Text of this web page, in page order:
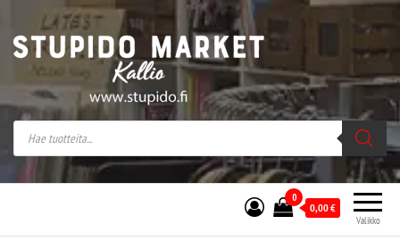
Stupido Market – verkossa ja kivijalassa
Stupido Market on vaihtoehtomusaan
erikoistunut verkko- sekä
kivijalkakauppa Helsingissä Kallion
sydämessä.
Valikko
0
0,00€